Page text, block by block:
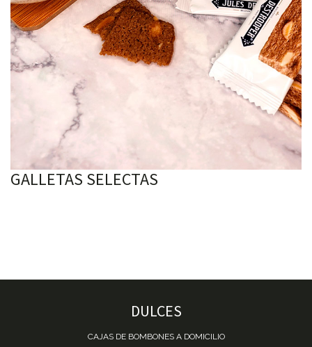
GALLETAS SELECTAS
DULCES
CAJAS DE BOMBONES A DOMICILIO